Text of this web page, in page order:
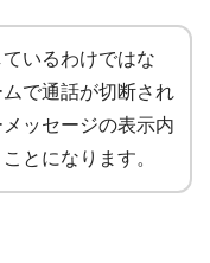
いるわけではな
で通話が切断され
ッセージの表示内
とになります。